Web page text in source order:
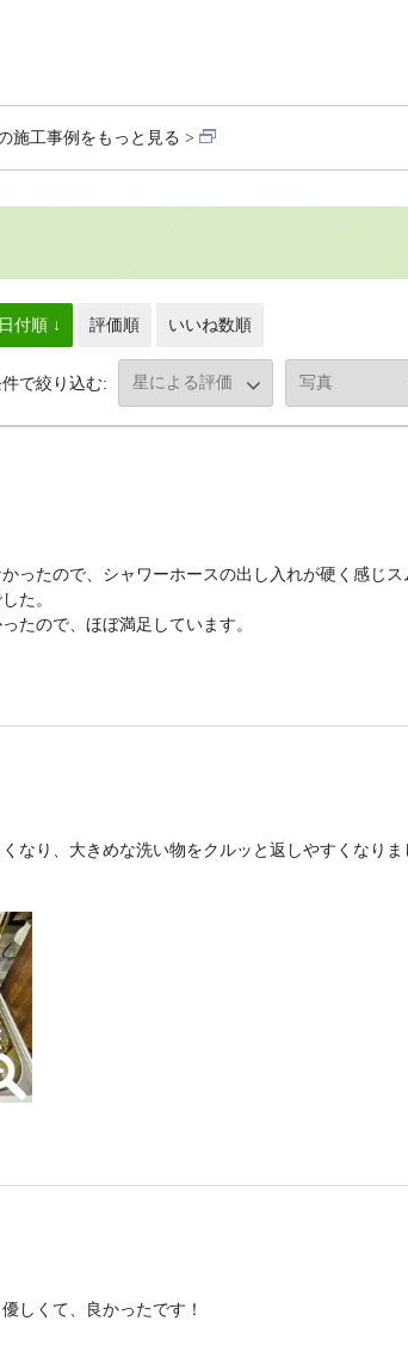
施工事例をもっと見る
日付順 ↓ 評価順 いいね数順
で絞り込む:
ったので、シャワーホースの出し入れが硬く感じス
た。
たので、ほぼ満足しています。
なり、大きめな洗い物をクルッと返しやすくなりま
しくて、良かったです！